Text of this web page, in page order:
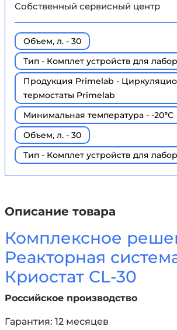
Собственный сервисный центр
Объем, л. - 30
Тип - Комплет устройств для
Продукция Primelab -
термостаты Primelab
Минимальная температура - -20°С
Объем, л. - 30
Тип - Комплет устройств для
Описание товара
Комплексное
Реакторная
Криостат CL-30
Российское производство
Гарантия: 12 месяцев